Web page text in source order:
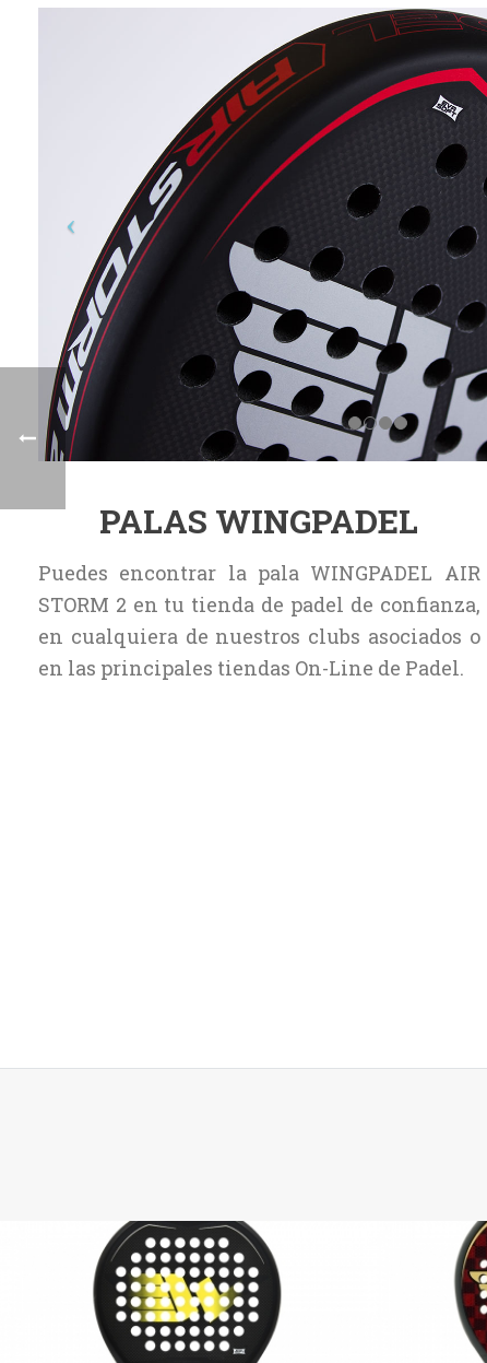
PALAS WINGPADEL
Puedes encontrar la pala WINGPADEL AIR
STORM 2 en tu tienda de padel de confianza,
en cualquiera de nuestros clubs asociados o
en las principales tiendas On-Line de Padel.